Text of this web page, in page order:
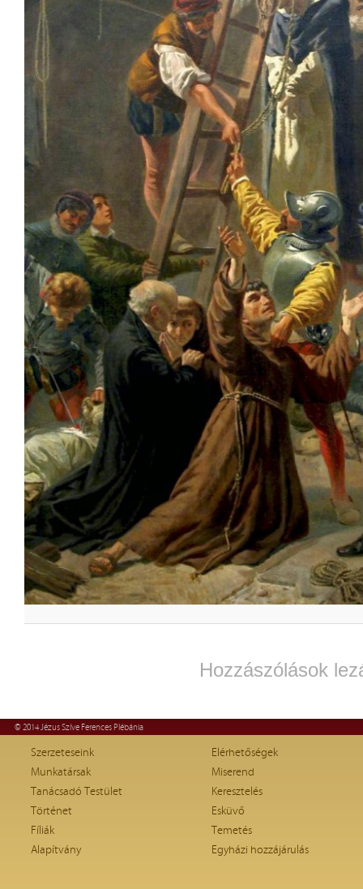
Hozzászólások
© 2014 Jézus Szíve Ferences Plébánia
Szerzeteseink
Munkatársak
Tanácsadó Testület
Történet
Fíliák
Alapítvány
Elérhetőségek
Miserend
Keresztelés
Esküvő
Temetés
Egyházi hozzájárulás